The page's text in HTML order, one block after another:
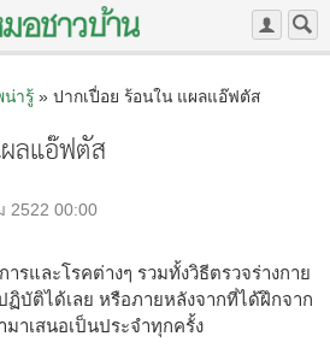
ารู้» ปากเปื่อย ร้อนใน แผลแอ๊ฟตัส
ลแอ๊ฟตัส
2522 00:00
รและโรคต่างๆ รวมทั้งวิธีตรวจร่างกาย
ฏิบัติได้เลย หรือภายหลังจากที่ได้ฝึกจาก
มาเสนอเป็นประจำทุกครั้ง